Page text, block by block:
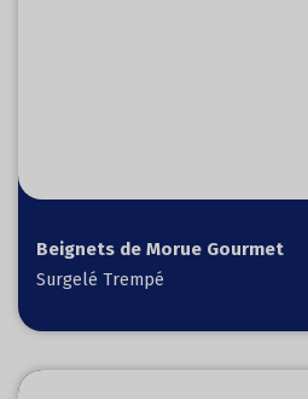
Beignets de Morue Gourmet
Surgelé Trempé